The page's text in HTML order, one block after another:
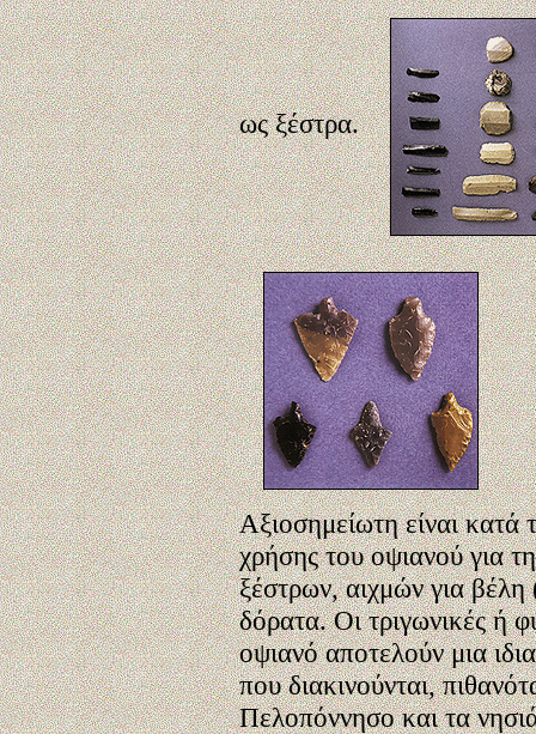
ως ξέστρα.
Αξιοσημείωτη είναι
χρήσης του οψιανού για
ξέστρων, αιχμών για
δόρατα. Οι τριγωνικές ή
οψιανό αποτελούν μια
που διακινούνται,
Πελοπόννησο και τα